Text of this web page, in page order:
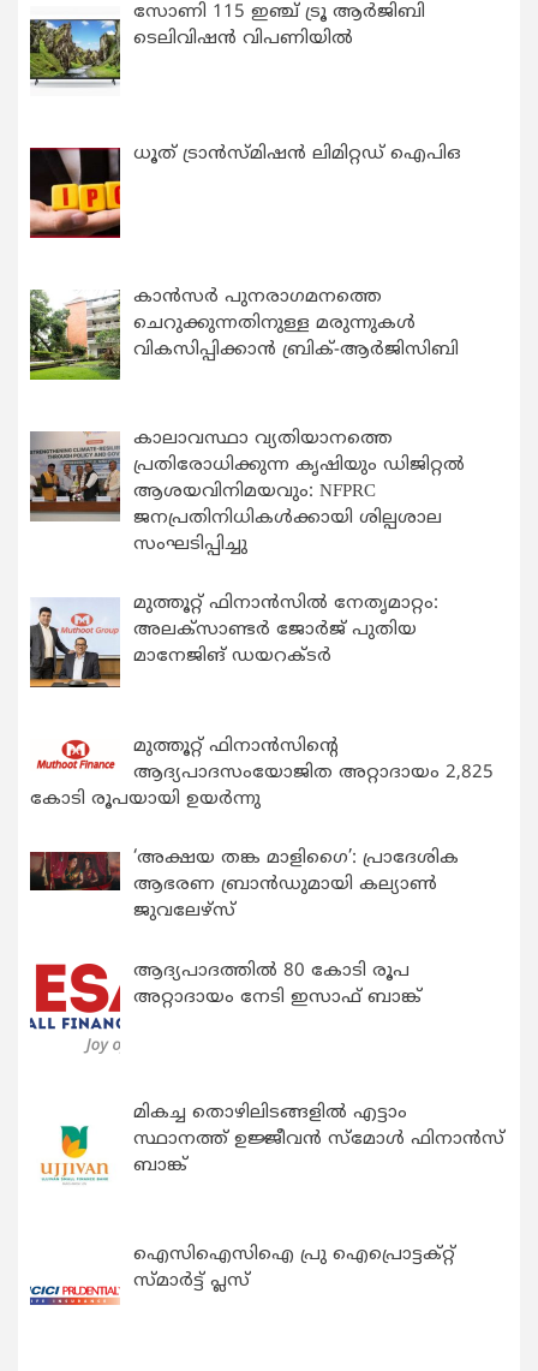
സോണി 115 ഇഞ്ച് ട്രൂ ആർജിബി
ടെലിവിഷൻ വിപണിയിൽ
ധൂത് ട്രാൻസ്മിഷൻ ലിമിറ്റഡ് ഐപിഒ
കാന്‍സര്‍ പുനരാഗമനത്തെ
ചെറുക്കുന്നതിനുള്ള മരുന്നുകള്‍
വികസിപ്പിക്കാന്‍ ബ്രിക്-ആര്‍ജിസിബി
കാലാവസ്ഥാ വ്യതിയാനത്തെ
പ്രതിരോധിക്കുന്ന കൃഷിയും ഡിജിറ്റൽ
ആശയവിനിമയവും: NFPRC
ജനപ്രതിനിധികൾക്കായി ശില്പശാല
സംഘടിപ്പിച്ചു
മുത്തൂറ്റ് ഫിനാൻസിൽ നേതൃമാറ്റം:
അലക്സാണ്ടർ ജോർജ് പുതിയ
മാനേജിങ് ഡയറക്ടർ
മുത്തൂറ്റ് ഫിനാൻസിന്റെ
ആദ്യപാദസംയോജിത അറ്റാദായം 2,825
കോടി രൂപയായി ഉയർന്നു
‘അക്ഷയ തങ്ക മാളിഗൈ’: പ്രാദേശിക
ആഭരണ ബ്രാന്‍ഡുമായി കല്യാണ്‍
ജുവലേഴ്‌സ്
ആദ്യപാദത്തിൽ 80 കോടി രൂപ
അറ്റാദായം നേടി ഇസാഫ് ബാങ്ക്
മികച്ച തൊഴിലിടങ്ങളിൽ എട്ടാം
സ്ഥാനത്ത് ഉജ്ജീവൻ സ്മോൾ ഫിനാൻസ്
ബാങ്ക്
ഐസിഐസിഐ പ്രു ഐപ്രൊട്ടക്റ്റ്
സ്മാർട്ട് പ്ലസ്